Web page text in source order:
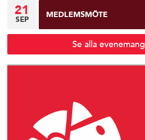
21
SEP MEDLEMSMÖTE
Se alla evenemang